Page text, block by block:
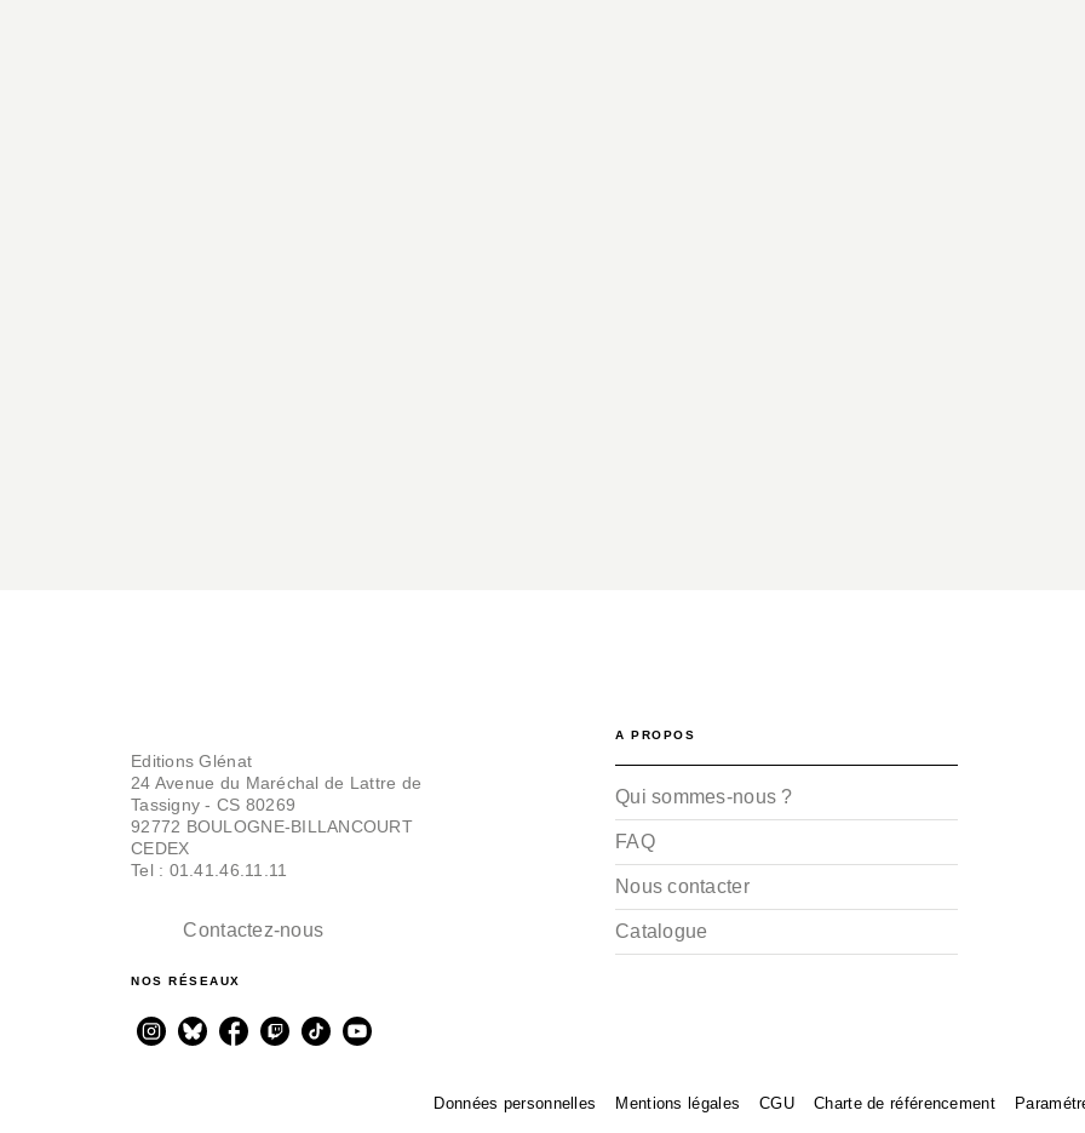
Editions Glénat
24 Avenue du Maréchal de Lattre de
Tassigny - CS 80269
92772 BOULOGNE-BILLANCOURT
CEDEX
Tel : 01.41.46.11.11
Contactez-nous
NOS RÉSEAUX
A PROPOS
Qui sommes-nous ?
FAQ
Nous contacter
Catalogue
Données personnelles Mentions légales CGU Charte de référencement